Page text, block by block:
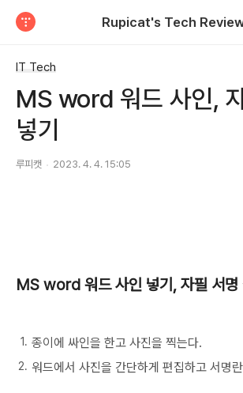
Rupicat's Tech
IT Tech
MS word 워드 사인,
넣기
루피캣 2023. 4. 4. 15:05
MS word 워드 사인 넣기, 자필 서명
종이에 싸인을 한고 사진을 찍는다.
워드에서 사진을 간단하게 편집하고 서명